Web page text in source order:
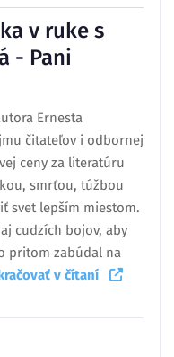
v ruke s
- Pani
Ernesta
čitateľov i odbornej
ceny za literatúru
smrťou, túžbou
svet lepším miestom.
cudzích bojov, aby
pritom zabúdal na
v čítaní